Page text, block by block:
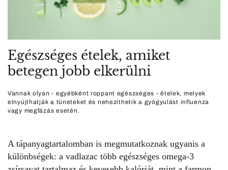
Egészséges ételek, amiket
betegen jobb elkerülni
Vannak olyan - egyébként roppant egészséges - ételek, melyek
elnyújthatják a tüneteket és nehezíthetik a gyógyulást influenza
vagy megfázás esetén.
A tápanyagtartalomban is megmutatkoznak ugyanis a
különbségek: a vadlazac több egészséges omega-3